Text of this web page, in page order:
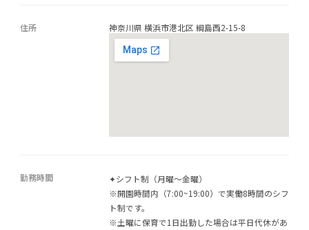
住所 神奈川県 横浜市港北区 綱島西2-15-8
勤務時間
✦シフト制（月曜～金曜）
※開園時間内（7:00~19:00）で実働8時間のシフ
ト制です。
※土曜に保育で1日出勤した場合は平日代休があ